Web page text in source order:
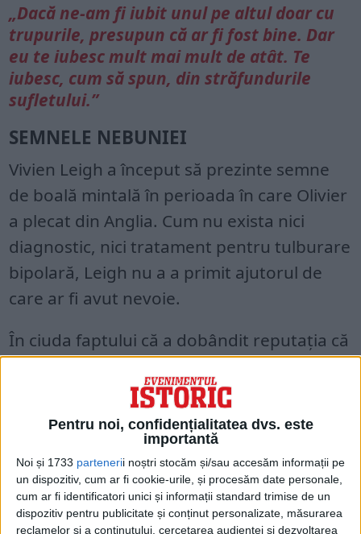
Pentru noi, confidențialitatea dvs. este
importantă
Noi și 1733 partenerii noștri stocăm și/sau accesăm informații pe
un dispozitiv, cum ar fi cookie-urile, și procesăm date personale,
cum ar fi identificatori unici și informații standard trimise de un
dispozitiv pentru publicitate și conținut personalizate, măsurarea
reclamelor și a conținutului, cercetarea audienței și dezvoltarea
„Dacă ne-am fi iubit unul pe altul doar cu
trupurile, presupun că ar fi fost bine. Dar
eu te iubesc mult mai mult de atât. Te
iubesc, cum să spun, din străfundurile
sufletului.”
SEMNELE NEBUNIEI
Vivien Leigh a început să prezinte semne
de boală mintală în perioada în care Olivier
a plecat din Anglia. Cum nu exista nici
diagnostic, nici tratament pentru tulburare
bipolară, Leigh nu a a primit ajutorul de
care ar fi avut nevoie.
În ciuda faptului că a dobândit reputația că
este greu de lucrat cu ea, Leigh a fost
distribuită în rolul lui Scarlett O’Hara, în
1939, în „Pe aripile vântului”, după ce
Olivier a recomandat-o unui agent teatral.